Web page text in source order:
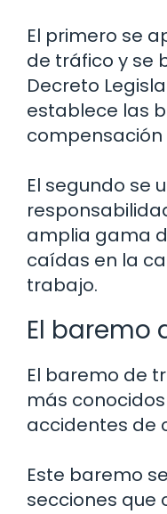
El primero se
de tráfico y se
Decreto
establece las
compensación
El segundo se
amplia gama
caídas en la
trabajo.
El baremo
El baremo de
más
accidentes de
Este baremo
secciones